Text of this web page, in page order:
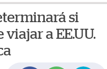
si
a EE.UU.